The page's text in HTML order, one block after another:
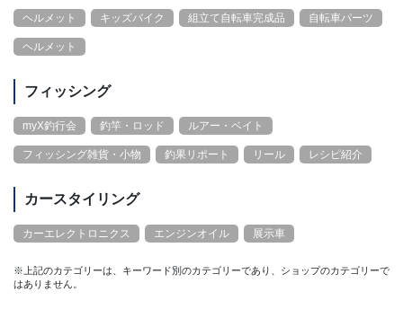
ヘルメット キッズバイク 組立て自転車完成品 自転車パーツ
ヘルメット
フィッシング
myX釣行会 釣竿・ロッド ルアー・ベイト
フィッシング雑貨・小物 釣果リポート リール レシピ紹介
カースタイリング
カーエレクトロニクス エンジンオイル 展示車
※上記のカテゴリーは、キーワード別のカテゴリーであり、ショップのカテゴリーで
はありません。